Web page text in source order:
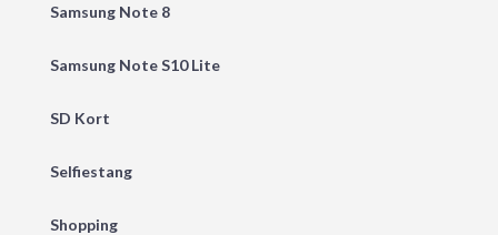
Samsung Note 8
Samsung Note S10 Lite
SD Kort
Selfiestang
Shopping